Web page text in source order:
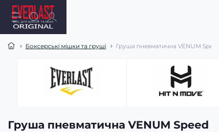
Боксерські мішки та груші Груша пневматична VENUM
Груша пневматична VENUM Speed